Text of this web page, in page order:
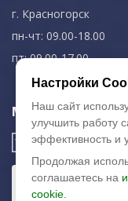
г. Красногорск
пн-чт: 09.00-18.00
пт: 09.00-17.00
Мы в соц. сетях
Настройки
Наш сайт
улучшить работу
эффективность и
Продолжая
соглашаетесь на
cookie.